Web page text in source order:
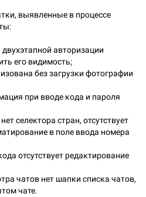
выявленные в процессе
авторизации
его видимость;
без загрузки фотографии
при вводе кода и пароля
селектора стран, отсутствует
в поле ввода номера
отсутствует редактирование
чатов нет шапки списка чатов,
чате.